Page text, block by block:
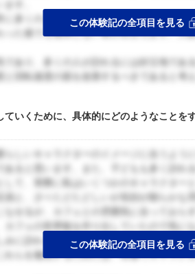
に多くの人が訪れる原宿にあります。常設
った後でも退席しない客が目立ちます。人
であり、多くの人が訪れるには好立地であ
と回転速度の面を改善するべきであると考え
この体験記の全項目を見る
ていくために、具体的にどのようなこと
らしいキャラクターのイメージに合うよう
あると思います。また、子どもも多く訪れ
して、実際に私はいくつかのキャラクター
員と、少々たどたどしいが笑顔が朗らかな
なせるが、カフェとの雰囲気に合っておら
カフェの世界観を作り出していたので気に
みに訪れる人が多いため、接客態度をキャ
れらを徹底するためには、研修でキャラク
この体験記の全項目を見る